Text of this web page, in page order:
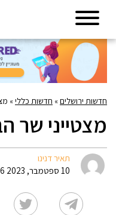
חדשות ירושלים» חדשות כללי»
מצטייני שר
תאיר דנינו
10 ספטמבר, 2023 14:46